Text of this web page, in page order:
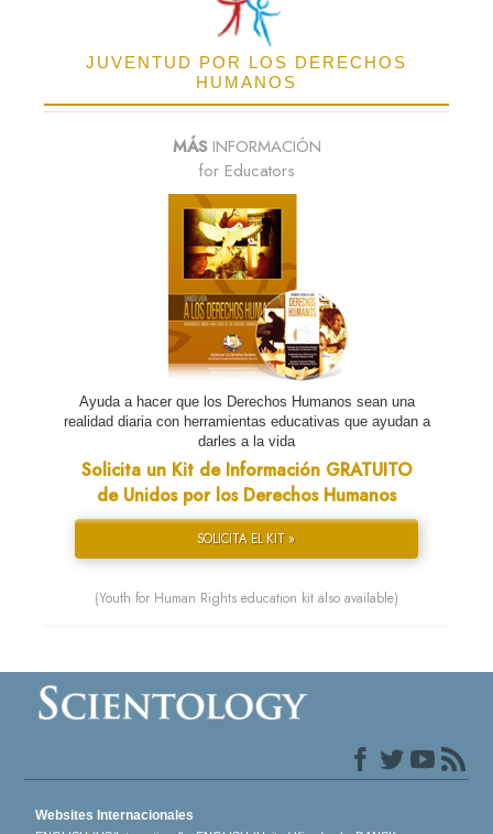
JUVENTUD POR LOS DERECHOS
HUMANOS
MÁSINFORMACIÓN
for Educators
Ayuda a hacer que los Derechos Humanos sean una
realidad diaria con herramientas educativas que ayudan a
darles a la vida
Solicita un Kit de Información GRATUITO
de Unidos por los Derechos Humanos
SOLICITA EL KIT »
(Youth for Human Rights education kit also available)
Websites Internacionales